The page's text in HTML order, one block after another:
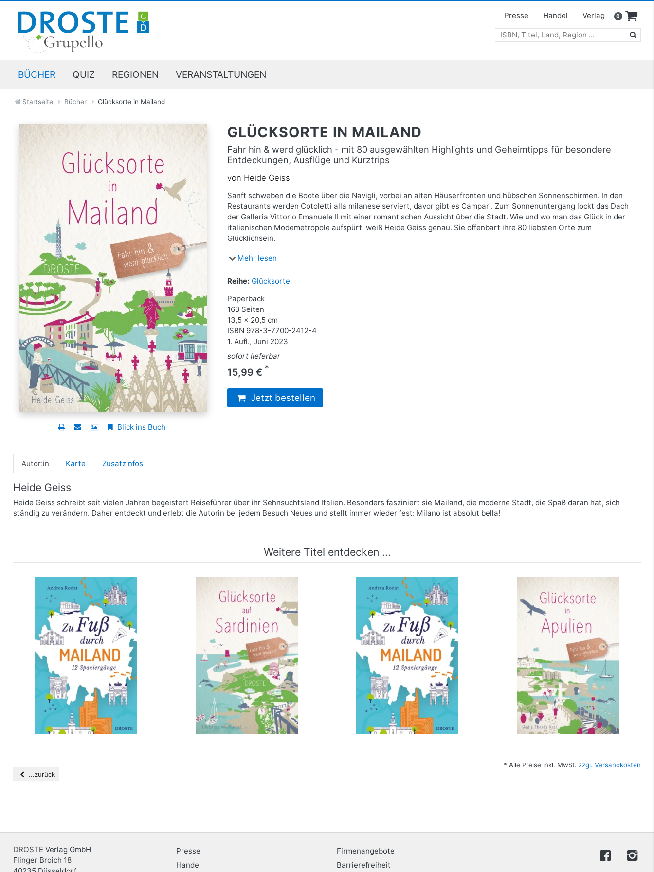
Presse Handel Verlag 0
BÜCHER QUIZ REGIONEN VERANSTALTUNGEN
Startseite Bücher Glücksorte in Mailand
Blick ins Buch
GLÜCKSORTE IN MAILAND
Fahr hin & werd glücklich - mit 80 ausgewählten Highlights und Geheimtipps für besondere
Entdeckungen, Ausflüge und Kurztrips
von Heide Geiss
Sanft schweben die Boote über die Navigli, vorbei an alten Häuserfronten und hübschen Sonnenschirmen. In den
Restaurants werden Cotoletti alla milanese serviert, davor gibt es Campari. Zum Sonnenuntergang lockt das Dach
der Galleria Vittorio Emanuele II mit einer romantischen Aussicht über die Stadt. Wie und wo man das Glück in der
italienischen Modemetropole aufspürt, weiß Heide Geiss genau. Sie offenbart ihre 80 liebsten Orte zum
Glücklichsein.
Mehr lesen
Reihe: Glücksorte
Paperback
168 Seiten
13,5 x 20,5 cm
ISBN 978-3-7700-2412-4
1. Aufl., Juni 2023
sofort lieferbar
15,99 € *
Jetzt bestellen
Autor:in Karte Zusatzinfos
Heide Geiss
Heide Geiss schreibt seit vielen Jahren begeistert Reiseführer über ihr Sehnsuchtsland Italien. Besonders fasziniert sie Mailand, die moderne Stadt, die Spaß daran hat, sich
ständig zu verändern. Daher entdeckt und erlebt die Autorin bei jedem Besuch Neues und stellt immer wieder fest: Milano ist absolut bella!
Weitere Titel entdecken ...
Zu Fuß durch Mailand
mehr Infos …
vorbestellen
Glücksorte auf Sardinien
mehr Infos …
bestellen
Zu Fuß durch Mailand
mehr Infos …
vorbestellen
Glücksorte in Apulien
mehr Infos …
bestellen
...zurück
* Alle Preise inkl. MwSt. zzgl. Versandkosten
DROSTE Verlag GmbH
Flinger Broich 18
Presse
Handel
Firmenangebote
Barrierefreiheit